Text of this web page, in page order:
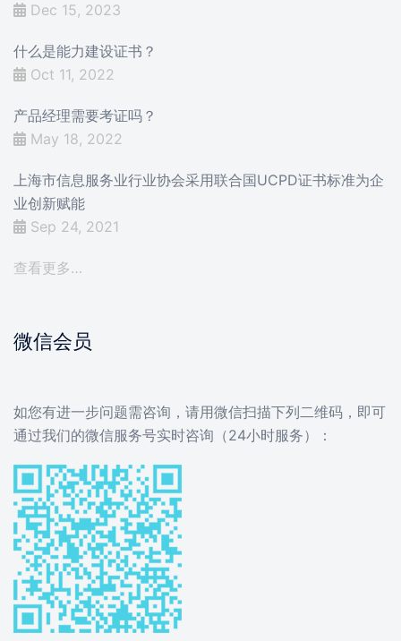
Dec 15, 2023
什么是能力建设证书？
Oct 11, 2022
产品经理需要考证吗？
May 18, 2022
上海市信息服务业行业协会采用联合国UCPD证书标准为企
业创新赋能
Sep 24, 2021
查看更多…
微信会员
如您有进一步问题需咨询，请用微信扫描下列二维码，即可
通过我们的微信服务号实时咨询（24小时服务）：